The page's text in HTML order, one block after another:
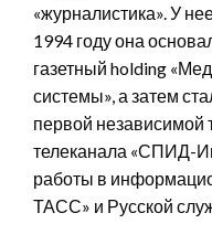
«журналистика». У
1994 году она
газетный holding
системы», а затем
первой независимой
телеканала «СПИД-
работы в
ТАСС» и Русской